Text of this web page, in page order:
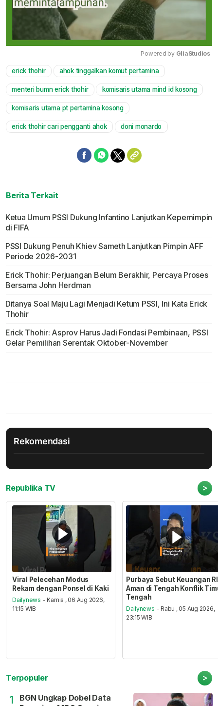
Powered by GliaStudios
erick thohir ahok tinggalkan komut pertamina
menteri bumn erick thohir komisaris utama mind id kosong
komisaris utama pt pertamina kosong
erick thohir cari pengganti ahok doni monardo
Berita Terkait
Ketua Umum PSSI Dukung Infantino Lanjutkan Kepemimpin
di FIFA
PSSI Dukung Penuh Khiev Sameth Lanjutkan Pimpin AFF
Periode 2026-2031
Erick Thohir: Perjuangan Belum Berakhir, Percaya Proses
Bersama John Herdman
Ditanya Soal Maju Lagi Menjadi Ketum PSSI, Ini Kata Erick
Thohir
Erick Thohir: Asprov Harus Jadi Fondasi Pembinaan, PSSI
Gelar Pemilihan Serentak Oktober-November
Rekomendasi
Republika TV >
Viral Pelecehan Modus
Rekam dengan Ponsel di Kaki
Dailynews - Kamis , 06 Aug 2026,
11:15 WIB
Purbaya Sebut Keuangan RI
Aman di Tengah Konflik
Tengah
Dailynews - Rabu , 05 Aug 2026,
23:15 WIB
Terpopuler >
1
BGN Ungkap Dobel Data